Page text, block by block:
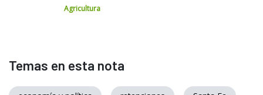
Agricultura
Temas en esta nota